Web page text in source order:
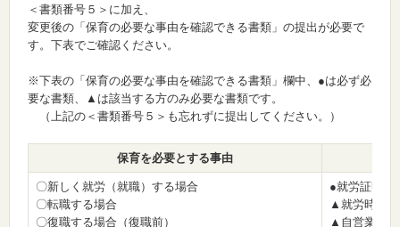
＜書類番号５＞に加え、
変更後の「保育の必要な事由を確認できる書類」の提出が必要で
す。下表でご確認ください。
※下表の「保育の必要な事由を確認できる書類」欄中、●は必ず必
要な書類、▲は該当する方のみ必要な書類です。
（上記の＜書類番号５＞も忘れずに提出してください。）
保育を必要とする事由
〇新しく就労（就職）する場合
〇転職する場合
〇復職する場合（復職前）
●就労証明書
▲就労時間が
▲自営業等又